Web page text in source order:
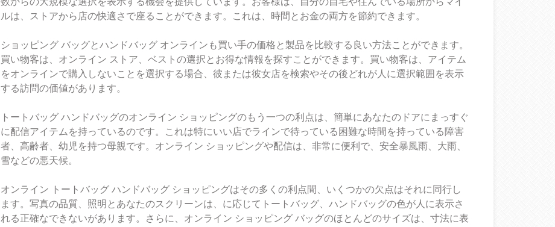
ルは、ストアから店の快適さで座ることができます。これは、時間とお金の両方を節約できます。
ショッピング バッグとハンドバッグ オンラインも買い手の価格と製品を比較する良い方法ことができます。
買い物客は、オンライン ストア、ベストの選択とお得な情報を探すことができます。買い物客は、アイテム
をオンラインで購入しないことを選択する場合、彼または彼女店を検索やその後どれが人に選択範囲を表示
する訪問の価値があります。
トートバッグ ハンドバッグのオンライン ショッピングのもう一つの利点は、簡単にあなたのドアにまっすぐ
に配信アイテムを持っているのです。これは特にいい店でラインで待っている困難な時間を持っている障害
者、高齢者、幼児を持つ母親です。オンライン ショッピングや配信は、非常に便利で、安全暴風雨、大雨、
雪などの悪天候。
オンライン トートバッグ ハンドバッグ ショッピングはその多くの利点間、いくつかの欠点はそれに同行し
ます。写真の品質、照明とあなたのスクリーンは、に応じてトートバッグ、ハンドバッグの色が人に表示さ
れる正確なできないがあります。さらに、オンライン ショッピング バッグのほとんどのサイズは、寸法に表